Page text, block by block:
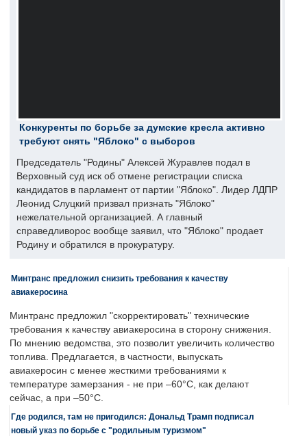
Конкуренты по борьбе за думские кресла активно
требуют снять "Яблоко" с выборов
Председатель "Родины" Алексей Журавлев подал в
Верховный суд иск об отмене регистрации списка
кандидатов в парламент от партии "Яблоко". Лидер ЛДПР
Леонид Слуцкий призвал признать "Яблоко"
нежелательной организацией. А главный
справедливорос вообще заявил, что "Яблоко" продает
Родину и обратился в прокуратуру.
Минтранс предложил снизить требования к качеству
авиакеросина
Минтранс предложил "скорректировать" технические
требования к качеству авиакеросина в сторону снижения.
По мнению ведомства, это позволит увеличить количество
топлива. Предлагается, в частности, выпускать
авиакеросин с менее жесткими требованиями к
температуре замерзания - не при –60°C, как делают
сейчас, а при –50°C.
Где родился, там не пригодился: Дональд Трамп подписал
новый указ по борьбе с "родильным туризмом"